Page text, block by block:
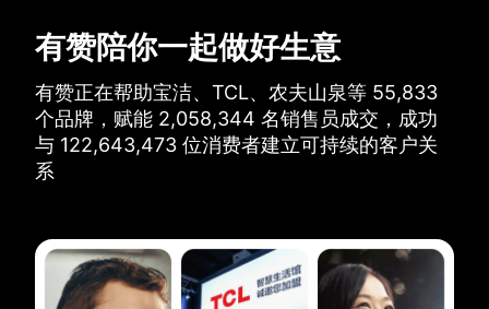
有赞陪你一起做好生意
有赞正在帮助宝洁、TCL、农夫山泉等 55,833
个品牌， 赋能 2,058,344 名销售员成交， 成功
与 122,643,473 位消费者建立可持续的客户关
系